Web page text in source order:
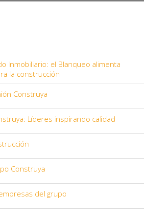
Inmobiliario: el Blanqueo alimenta
la construcción
Construya
Líderes inspirando calidad
Construya
del grupo